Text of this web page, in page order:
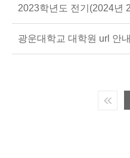
광운대학교 대학원 url 안내